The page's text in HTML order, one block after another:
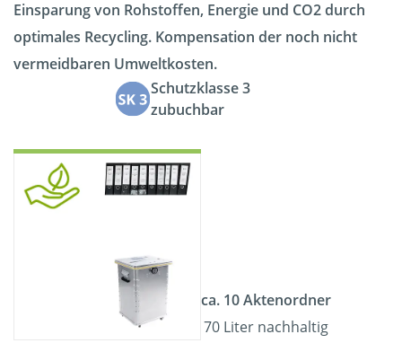
Einsparung von Rohstoffen, Energie und CO2 durch
optimales Recycling. Kompensation der noch nicht
vermeidbaren Umweltkosten.
Schutzklasse 3
zubuchbar
ca. 10 Aktenordner
70 Liter nachhaltig